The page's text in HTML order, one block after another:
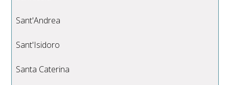
Sant'Andrea
Sant'Isidoro
Santa Caterina